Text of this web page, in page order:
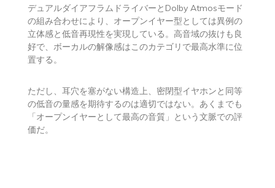
デュアルダイアフラムドライバーとDolby Atmosモード
の組み合わせにより、オープンイヤー型としては異例の
立体感と低音再現性を実現している。高音域の抜けも良
好で、ボーカルの解像感はこのカテゴリで最高水準に位
置する。
ただし、耳穴を塞がない構造上、密閉型イヤホンと同等
の低音の量感を期待するのは適切ではない。あくまでも
「オープンイヤーとして最高の音質」という文脈での評
価だ。